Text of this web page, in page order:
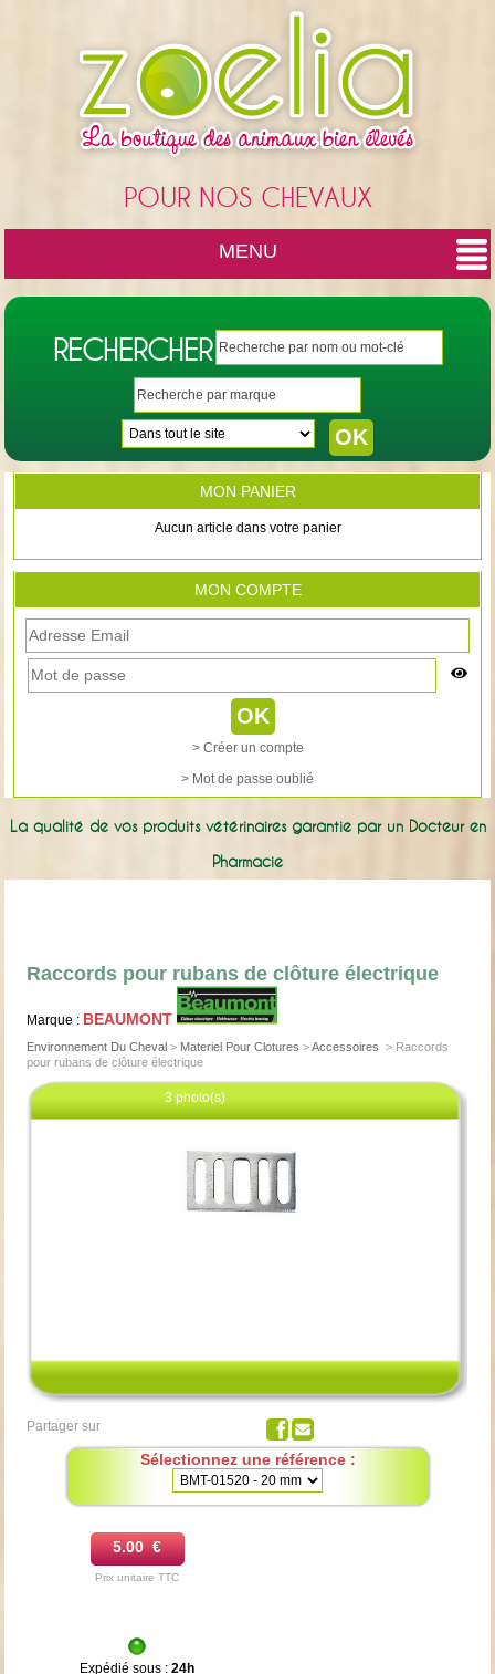
POUR NOS CHEVAUX
MENU
RECHERCHER
MON PANIER
Aucun article dans votre panier
MON COMPTE
> Créer un compte
> Mot de passe oublié
La qualité de vos produits vétérinaires garantie par un Docteur en
Pharmacie
Raccords pour rubans de clôture électrique
Marque : BEAUMONT
Environnement Du Cheval > Materiel Pour Clotures > Accessoires > Raccords
pour rubans de clôture électrique
3 photo(s)
Partager sur
Sélectionnez une référence :
5.00 €
Prix unitaire TTC
Expédié sous :24h